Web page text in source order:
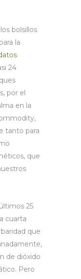
bolsillos
la
24
por el
en la
tanto para
que
25
cuarta
que
de dióxido
Pero